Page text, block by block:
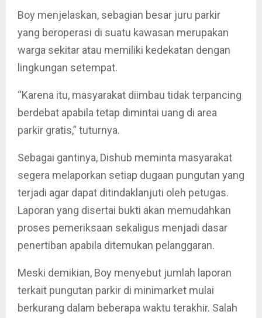
Boy menjelaskan, sebagian besar juru parkir
yang beroperasi di suatu kawasan merupakan
warga sekitar atau memiliki kedekatan dengan
lingkungan setempat.
“Karena itu, masyarakat diimbau tidak terpancing
berdebat apabila tetap dimintai uang di area
parkir gratis,” tuturnya.
Sebagai gantinya, Dishub meminta masyarakat
segera melaporkan setiap dugaan pungutan yang
terjadi agar dapat ditindaklanjuti oleh petugas.
Laporan yang disertai bukti akan memudahkan
proses pemeriksaan sekaligus menjadi dasar
penertiban apabila ditemukan pelanggaran.
Meski demikian, Boy menyebut jumlah laporan
terkait pungutan parkir di minimarket mulai
berkurang dalam beberapa waktu terakhir. Salah